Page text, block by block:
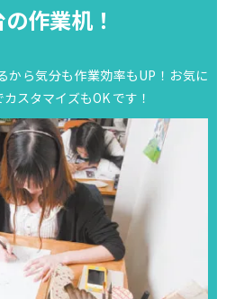
作業机！
から気分も作業効率もUP！お気に
スタマイズもOK です！